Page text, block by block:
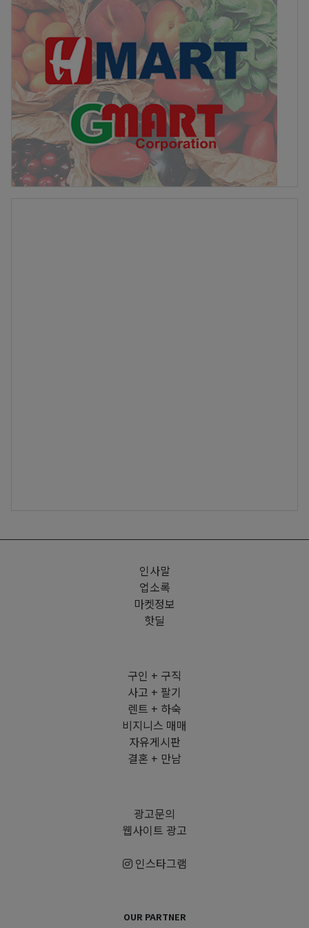
인사말
업소록
마켓정보
핫딜
구인 + 구직
사고 + 팔기
렌트 + 하숙
비지니스 매매
자유게시판
결혼 + 만남
광고문의
웹사이트 광고
인스타그램
OUR PARTNER